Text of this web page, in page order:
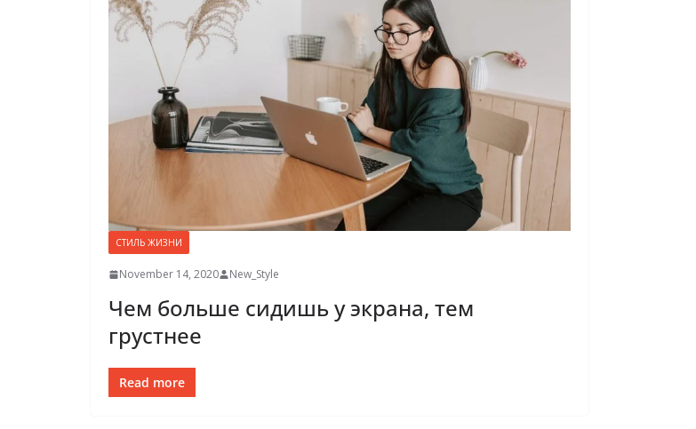
СТИЛЬ ЖИЗНИ
November 14, 2020 New_Style
Чем больше сидишь у экрана, тем
грустнее
Read more